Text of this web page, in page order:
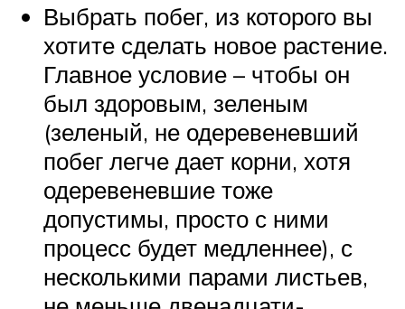
Выбрать побег, из которого вы
хотите сделать новое растение.
Главное условие – чтобы он
был здоровым, зеленым
(зеленый, не одеревеневший
побег легче дает корни, хотя
одеревеневшие тоже
допустимы, просто с ними
процесс будет медленнее), с
несколькими парами листьев,